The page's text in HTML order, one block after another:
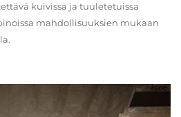
kuivissa ja tuuletetuissa
mahdollisuuksien mukaan